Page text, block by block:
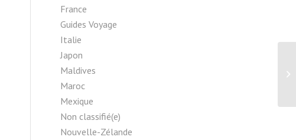
France
Guides Voyage
Italie
Japon
Maldives
Maroc
Mexique
Non classifié(e)
Nouvelle-Zélande